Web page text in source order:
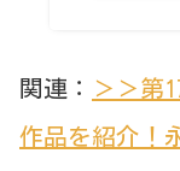
関連：
＞＞第
作品を紹介！